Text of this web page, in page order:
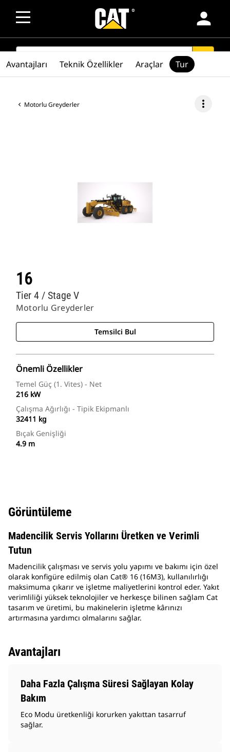
person
SEARCH
Motorlu Greyderler more_vert
16
Motorlu Greyderler
Tier 4 / Stage V
Temsilci Bul
Önemli Özellikler
Temel Güç (1. Vites) - Net
216 kW
Çalışma Ağırlığı - Tipik Ekipmanlı
32411 kg
Bıçak Genişliği
4.9 m
Avantajları Teknik Özellikler Araçlar Tur
Görüntüleme
Madencilik Servis Yollarını Üretken ve Verimli
Tutun
Madencilik çalışması ve servis yolu yapımı ve bakımı için özel
olarak konfigüre edilmiş olan Cat® 16 (16M3), kullanılırlığı
maksimuma çıkarır ve işletme maliyetlerini kontrol eder. Yakıt
verimliliği yüksek teknolojiler ve herkesçe bilinen sağlam Cat
tasarım ve üretimi, bu makinelerin işletme kârınızı
artırmasına yardımcı olmalarını sağlar.
Avantajları
Daha Fazla Çalışma Süresi Sağlayan Kolay
Bakım
Eco Modu üretkenliği korurken yakıttan tasarruf
sağlar.